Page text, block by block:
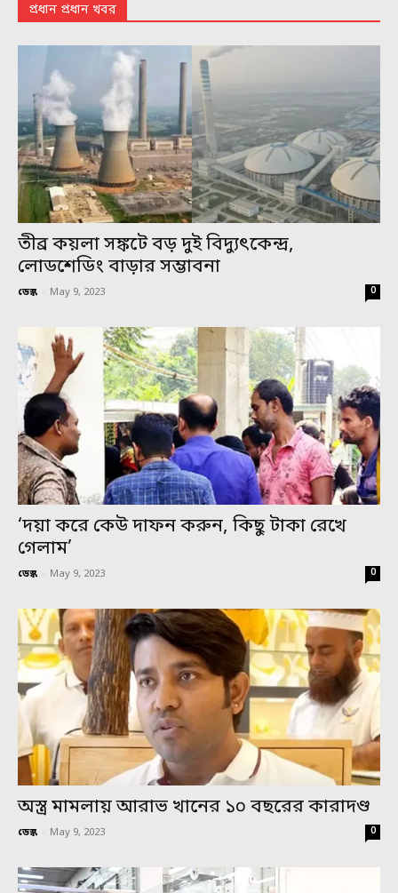
প্রধান প্রধান খবর
তীব্র কয়লা সঙ্কটে বড় দুই বিদ্যুৎকেন্দ্র,
লোডশেডিং বাড়ার সম্ভাবনা
ডেস্ক - May 9, 2023 0
‘দয়া করে কেউ দাফন করুন, কিছু টাকা রেখে
গেলাম’
ডেস্ক - May 9, 2023 0
অস্ত্র মামলায় আরাভ খানের ১০ বছরের কারাদণ্ড
ডেস্ক - May 9, 2023 0